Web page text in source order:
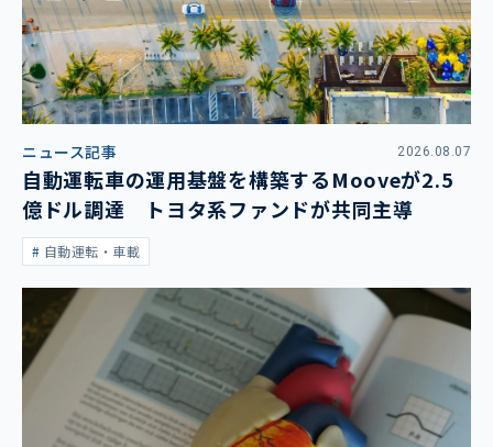
ニュース記事 2026.08.07
自動運転車の運用基盤を構築するMooveが2.5
億ドル調達 トヨタ系ファンドが共同主導
自動運転・車載